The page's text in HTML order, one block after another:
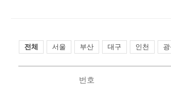
전체 서울 부산 대구 인천
번호